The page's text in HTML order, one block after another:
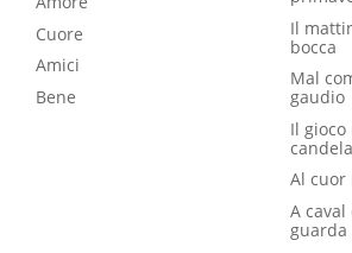
Cuore
Amici
Bene
Il
bocca
Mal
gaudio
Il gioco
candela
Al cuor
A
guarda